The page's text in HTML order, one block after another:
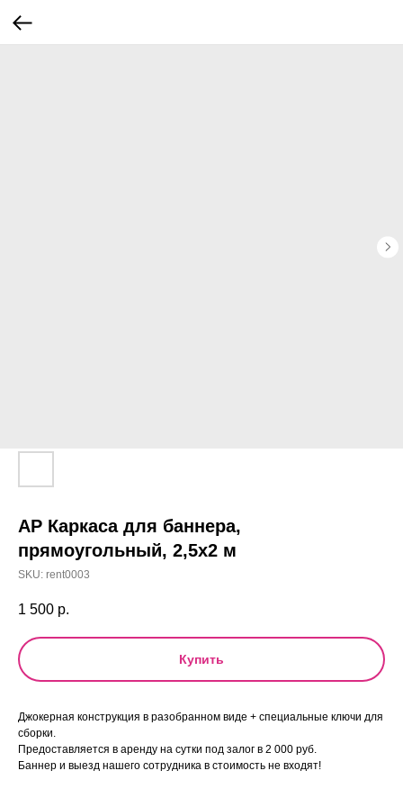
АР Каркаса для баннера,
прямоугольный, 2,5х2 м
SKU: rent0003
1 500 р.
Купить
Джокерная конструкция в разобранном виде + специальные ключи для
сборки.
Предоставляется в аренду на сутки под залог в 2 000 руб.
Баннер и выезд нашего сотрудника в стоимость не входят!